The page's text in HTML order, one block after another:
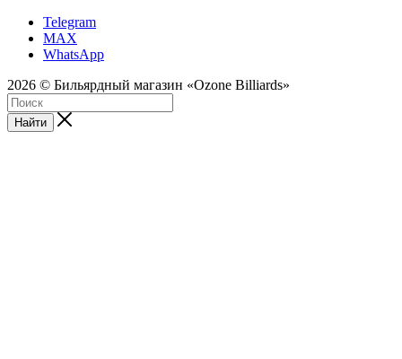
Telegram
MAX
WhatsApp
2026 © Бильярдный магазин «Ozone Billiards»
Найти